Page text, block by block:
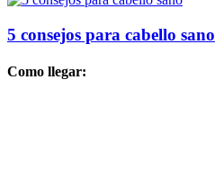
5 consejos para cabello sano
Como llegar: